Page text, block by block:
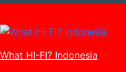
What HI-FI? Indonesia